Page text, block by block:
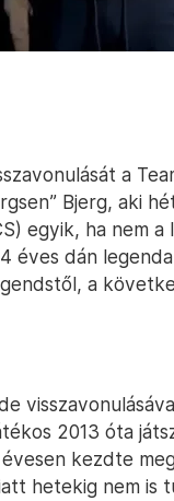
a
Bjerg, aki
egyik, ha nem
éves dán
a
2013 óta
kezdte
hetekig nem is